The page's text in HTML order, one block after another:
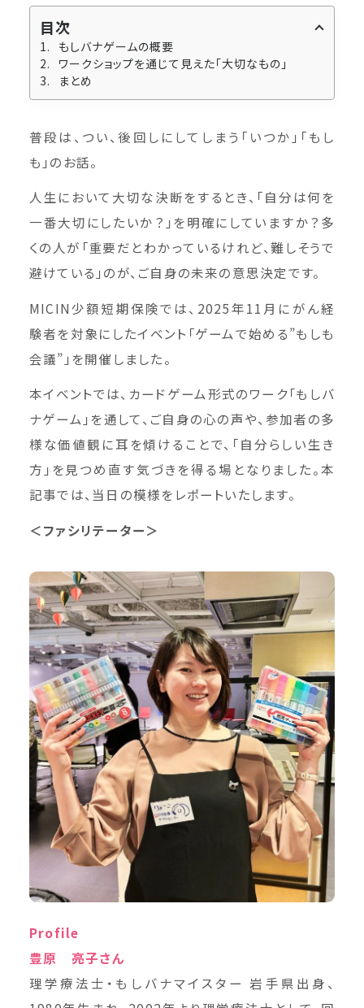
目次
もしバナゲームの概要
ワークショップを通じて見えた「大切なもの」
まとめ
普段は、つい、後回しにしてしまう「いつか」「もし
も」のお話。
人生において大切な決断をするとき、「自分は何を
一番大切にしたいか？」を明確にしていますか？多
くの人が「重要だとわかっているけれど、難しそうで
避けている」のが、ご自身の未来の意思決定です。
MICIN少額短期保険では、2025年11月にがん経
験者を対象にしたイベント「ゲームで始める”もしも
会議”」を開催しました。
本イベントでは、カードゲーム形式のワーク「もしバ
ナゲーム」を通して、ご自身の心の声や、参加者の多
様な価値観に耳を傾けることで、「自分らしい生き
方」を見つめ直す気づきを得る場となりました。本
記事では、当日の模様をレポートいたします。
＜ファシリテーター＞
Profile
豊原 亮子さん
理学療法士・もしバナマイスター 岩手県出身、